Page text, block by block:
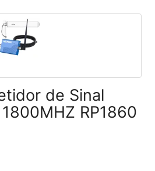
de Sinal
RP1860